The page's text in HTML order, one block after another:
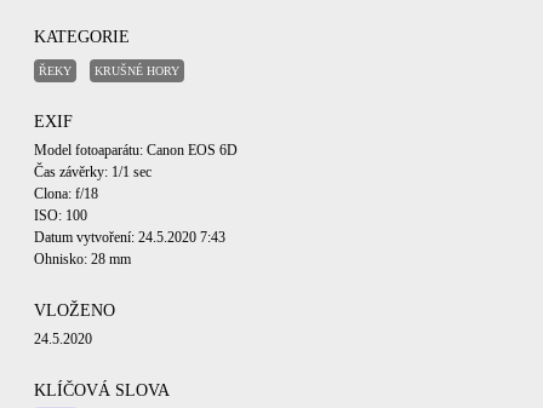
KATEGORIE
ŘEKY KRUŠNÉ HORY
EXIF
Model fotoaparátu: Canon EOS 6D
Čas závěrky: 1/1 sec
Clona: f/18
ISO: 100
Datum vytvoření: 24.5.2020 7:43
Ohnisko: 28 mm
VLOŽENO
24.5.2020
KLÍČOVÁ SLOVA